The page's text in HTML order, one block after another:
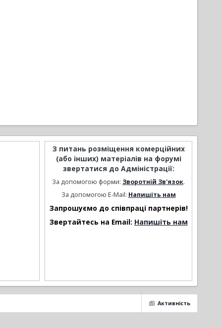
З питань розміщення комерційних
(або інших) матеріалів на форумі
звертатися до Адміністрації:
За допомогою форми: Зворотній Зв'язок.
За допомогою E-Mail: Напишіть нам
Запрошуємо до співпраці партнерів!
Звертайтесь на Email: Напишіть нам
Активність